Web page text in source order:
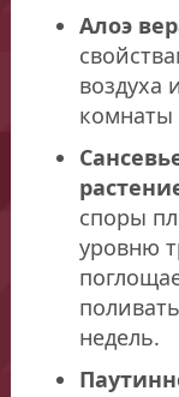
Алоэ
воздуха
комнаты
споры
уровню
недель.